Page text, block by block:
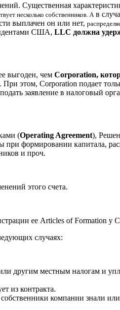
Существенная
несколько собственников. А в
выплачен он или нет,
США, LLC должна
выгоден, чем Corporation,
этом, Corporation подает
заявление в налоговый
(Operating Agreement),
формировании капитала,
и проч.
этого счета.
ее Articles of Formation у
случаях:
другим местным налогам и
из контракта.
компании знали